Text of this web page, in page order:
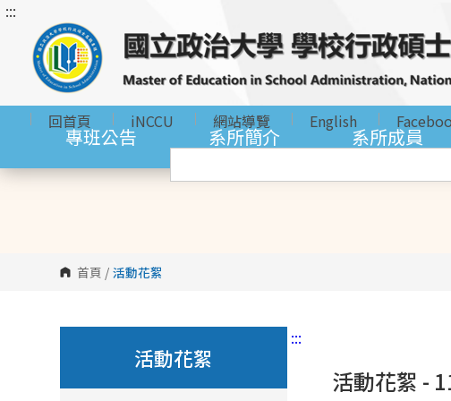
跳
內
塊
:::
回首頁 iNCCU 網站導覽 English
專班公告 系所簡介 系所成員
首頁 / 活動花絮
活動花絮
:::
活動花絮 -